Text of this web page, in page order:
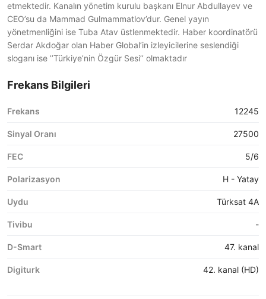
etmektedir. Kanalın yönetim kurulu başkanı Elnur Abdullayev ve
CEO’su da Mammad Gulmammatlov’dur. Genel yayın
yönetmenliğini ise Tuba Atav üstlenmektedir. Haber koordinatörü
Serdar Akdoğar olan Haber Global’in izleyicilerine seslendiği
sloganı ise ’’Türkiye’nin Özgür Sesi’’ olmaktadır
Frekans Bilgileri
Frekans 12245
Sinyal Oranı 27500
FEC 5/6
Polarizasyon H - Yatay
Uydu Türksat 4A
Tivibu -
D-Smart 47. kanal
Digiturk 42. kanal (HD)